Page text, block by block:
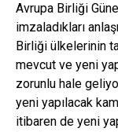
Avrupa Birliği
imzaladıkları
Birliği ülkelerinin
mevcut ve yeni
zorunlu hale
yeni yapılacak
itibaren de yeni